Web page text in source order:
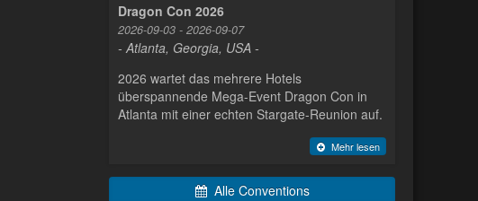
Dragon Con 2026
2026-09-03 - 2026-09-07
- Atlanta, Georgia, USA -
2026 wartet das mehrere Hotels
überspannende Mega-Event Dragon Con in
Atlanta mit einer echten Stargate-Reunion auf.
Mehr lesen
Alle Conventions